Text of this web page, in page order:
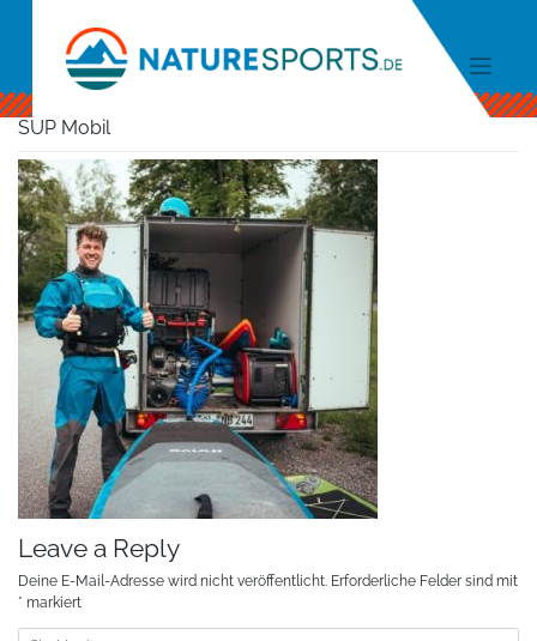
SUP Mobil
Leave a Reply
Deine E-Mail-Adresse wird nicht veröffentlicht. Erforderliche Felder sind mit
* markiert